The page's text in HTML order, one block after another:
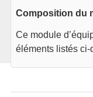
Composition du
Ce module
éléments listés ci-